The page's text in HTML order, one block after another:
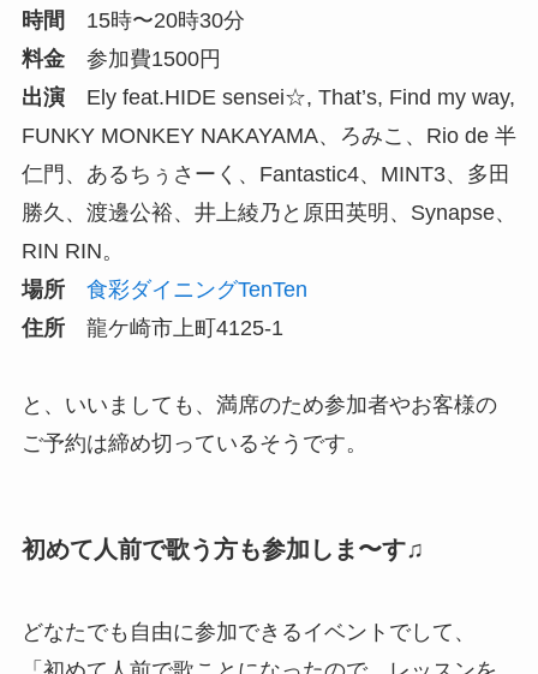
時間 15時〜20時30分
料金参加費1500円
出演Ely feat.HIDE sensei☆, That’s, Find my way,
FUNKY MONKEY NAKAYAMA、ろみこ、Rio de 半
仁門、あるちぅさーく、Fantastic4、MINT3、多田
勝久、渡邊公裕、井上綾乃と原田英明、Synapse、
RIN RIN。
場所
食彩ダイニングTenTen
住所龍ケ崎市上町4125-1
と、いいましても、満席のため参加者やお客様の
ご予約は締め切っているそうです。
初めて人前で歌う方も参加しま〜す♫
どなたでも自由に参加できるイベントでして、